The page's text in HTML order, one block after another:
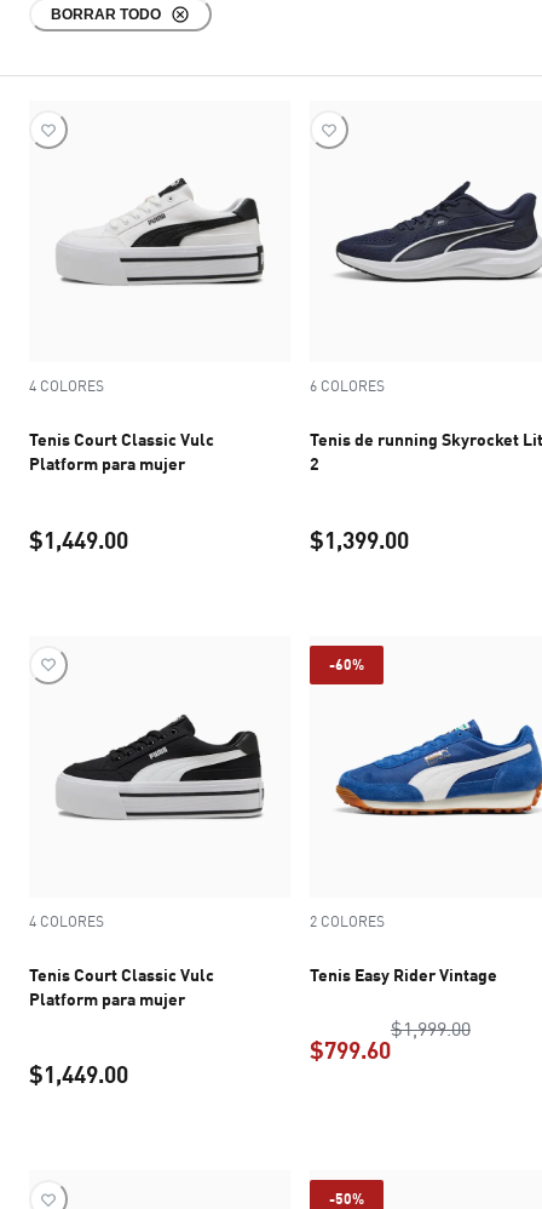
BORRAR TODO
4 COLORES
Tenis Court Classic Vulc
Platform para mujer
$1,449.00
6 COLORES
Tenis de running Skyrocket
2
$1,399.00
4 COLORES
Tenis Court Classic Vulc
Platform para mujer
$1,449.00
-60%
2 COLORES
Tenis Easy Rider Vintage
$1,999.00precio
$799.60
-50%